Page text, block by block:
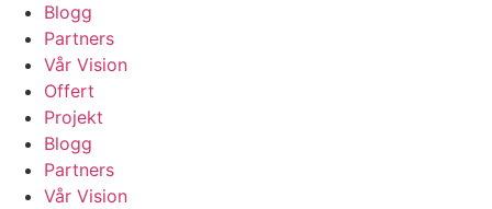
Blogg
Partners
Vår Vision
Offert
Projekt
Blogg
Partners
Vår Vision